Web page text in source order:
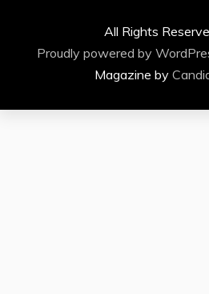
All Rights
Proudly powered by
Magazine by